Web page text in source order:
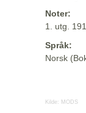
Noter:
1. utg.
Språk:
Norsk
Kilde: MODS